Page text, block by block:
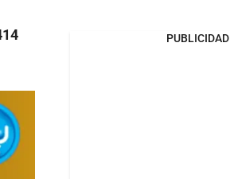
PUBLICIDAD